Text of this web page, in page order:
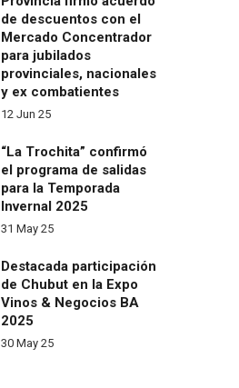
de descuentos con el
Mercado Concentrador
para jubilados
provinciales, nacionales
y ex combatientes
12 Jun 25
“La Trochita” confirmó
el programa de salidas
para la Temporada
Invernal 2025
31 May 25
Destacada participación
de Chubut en la Expo
Vinos & Negocios BA
2025
30 May 25